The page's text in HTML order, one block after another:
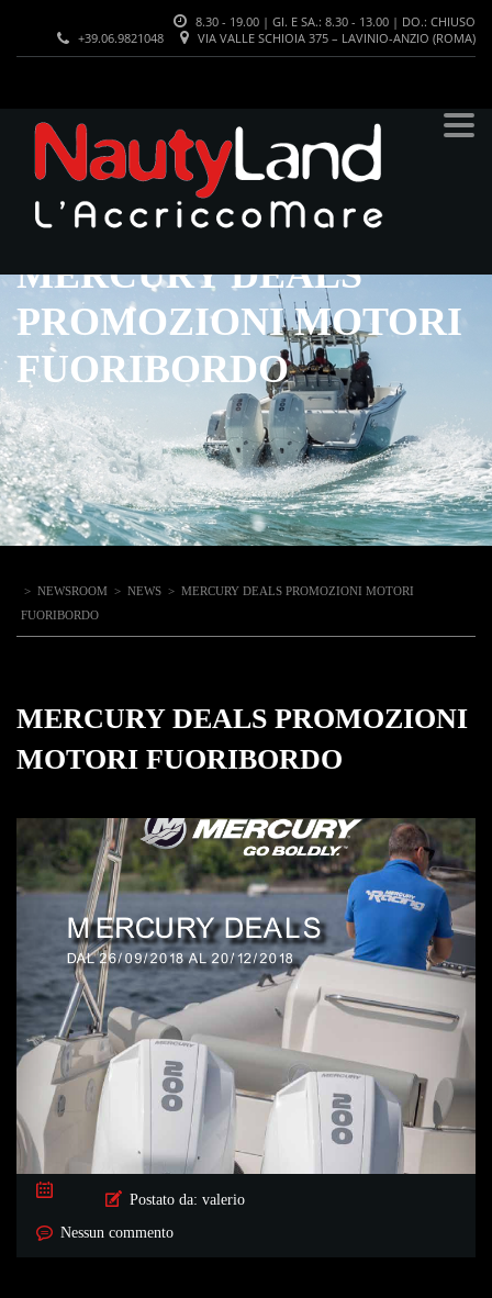
8.30 - 19.00 | GI. E SA.: 8.30 - 13.00 | DO.: CHIUSO
VIA VALLE SCHIOIA 375 – LAVINIO-ANZIO (ROMA)
+39.06.9821048
MERCURY DEALS
PROMOZIONI MOTORI
FUORIBORDO
> NEWSROOM > NEWS > MERCURY DEALS PROMOZIONI MOTORI
FUORIBORDO
MERCURY DEALS PROMOZIONI
MOTORI FUORIBORDO
Postato da: valerio
Nessun commento